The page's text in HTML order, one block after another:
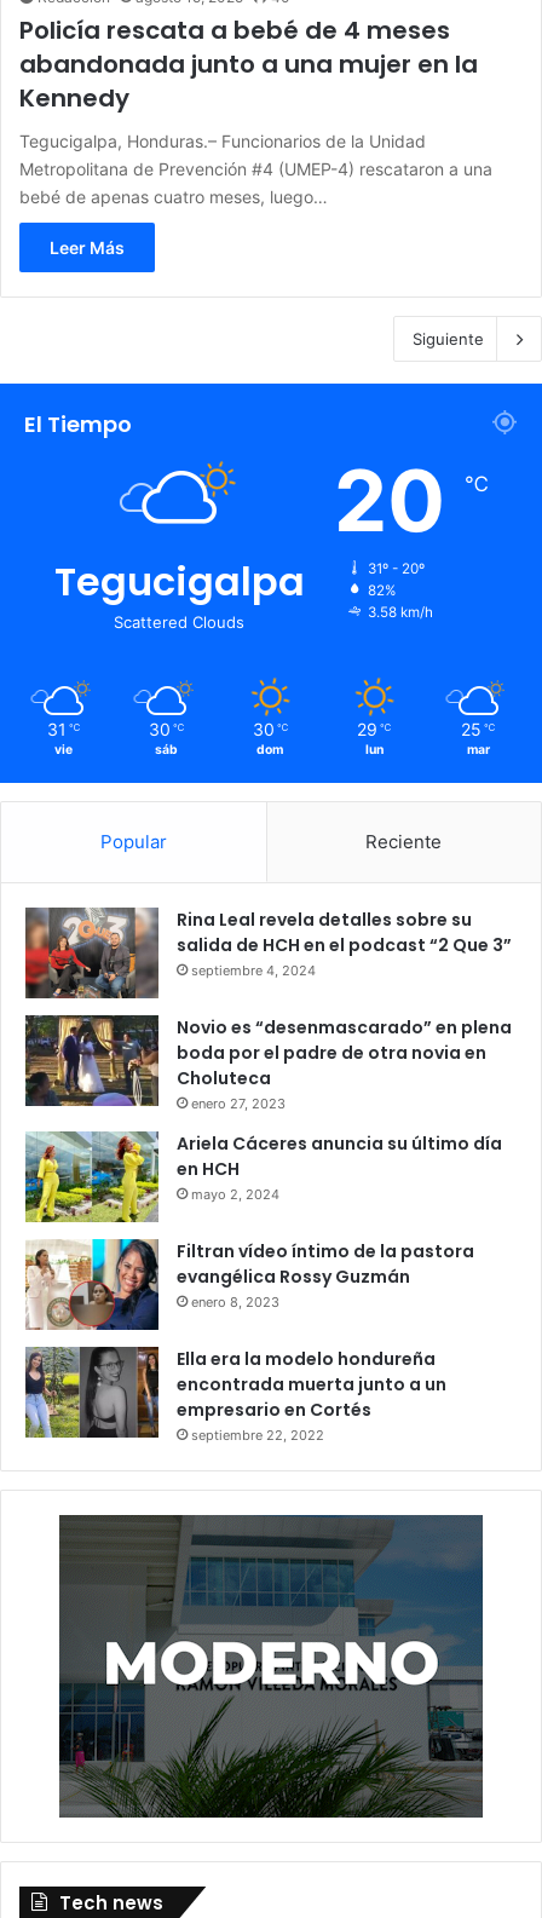
Policía rescata a bebé de 4 meses
abandonada junto a una mujer en la
Kennedy
Tegucigalpa, Honduras.– Funcionarios de la Unidad
Metropolitana de Prevención #4 (UMEP-4) rescataron a una
bebé de apenas cuatro meses, luego…
Leer Más
Siguiente
El Tiempo
Tegucigalpa
Scattered Clouds
20 ℃
31º - 20º
82%
3.58 km/h
31 ℃
vie
30 ℃
sáb
30 ℃
dom
29 ℃
lun
25 ℃
mar
Popular Reciente
Rina Leal revela detalles sobre su
salida de HCH en el podcast “2 Que 3”
septiembre 4, 2024
Novio es “desenmascarado” en plena
boda por el padre de otra novia en
Choluteca
enero 27, 2023
Ariela Cáceres anuncia su último día
en HCH
mayo 2, 2024
Filtran vídeo íntimo de la pastora
evangélica Rossy Guzmán
enero 8, 2023
Ella era la modelo hondureña
encontrada muerta junto a un
empresario en Cortés
septiembre 22, 2022
Tech news